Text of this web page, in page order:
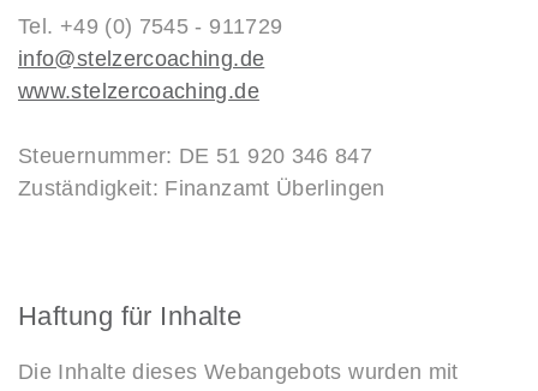
Tel. +49 (0) 7545 - 911729
info@stelzercoaching.de
www.stelzercoaching.de
Steuernummer: DE 51 920 346 847
Zuständigkeit: Finanzamt Überlingen
Haftung für Inhalte
Die Inhalte dieses Webangebots wurden mit